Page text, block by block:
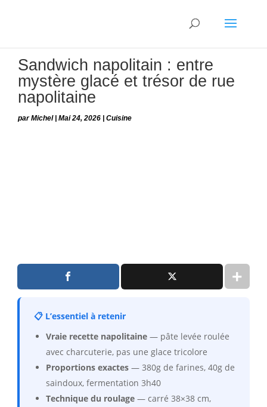
Sandwich napolitain : entre
mystère glacé et trésor de rue
napolitaine
parMichel| Mai 24, 2026 Cuisine
📋 L’essentiel à retenir
Vraie recette napolitaine— pâte levée roulée
avec charcuterie, pas une glace tricolore
Proportions exactes— 380g de farines, 40g de
saindoux, fermentation 3h40
Technique du roulage— carré 38×38 cm,